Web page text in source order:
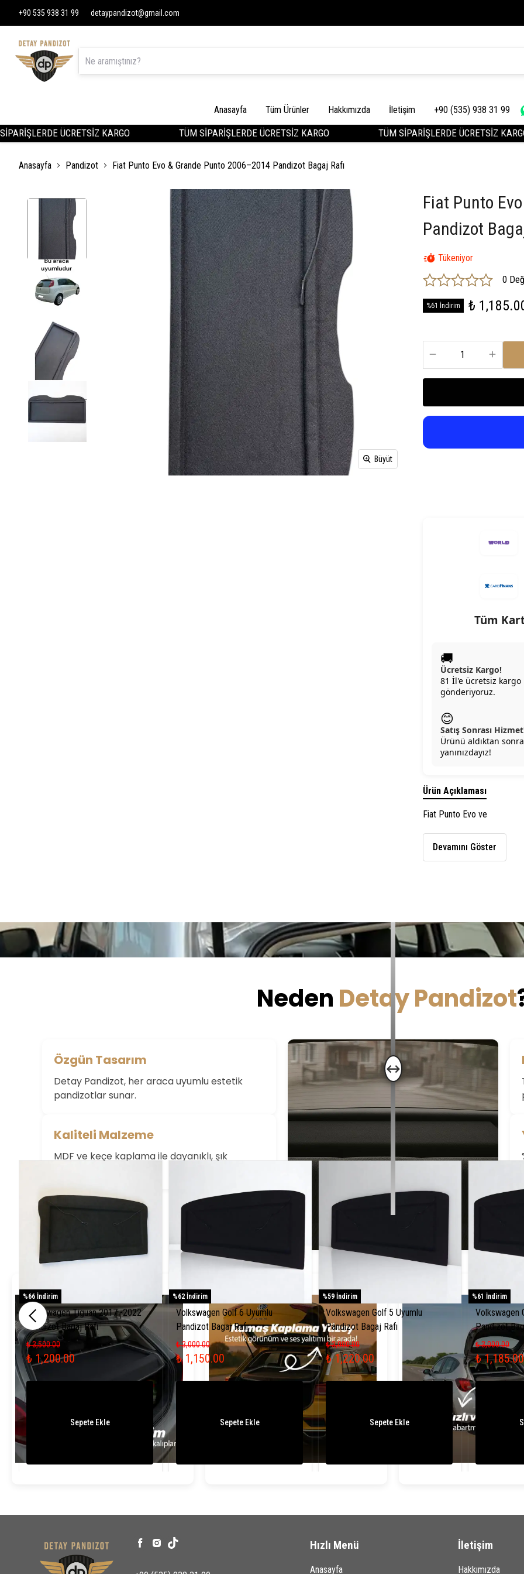
+90 535 938 31 99 detaypandizot@gmail.com
Anasayfa Tüm Ürünler Hakkımızda İletişim +90 (535) 938 31 99
ÜCRETSİZ KARGO TÜM SİPARİŞLERDE ÜCRETSİZ KARGO TÜM SİPARİŞLERDE ÜCRETSİZ KARGO
Anasayfa Pandizot Fiat Punto Evo & Grande Punto 2006–2014 Pandizot Bagaj Rafı
Büyüt
Fiat Punto
Pandizot
Tükeniyor
0
%61 İndirim ₺
Tüm
🚚
Ücretsiz Kargo!
81 İl'e ücretsiz
gönderiyoruz.
😊
Satış Sonrası
Ürünü aldıktan
yanınızdayız!
Ürün Açıklaması
Fiat Punto Evove
Devamını Göster
↔
Neden Detay Pandizot
Özgün Tasarım
Detay Pandizot, her araca uyumlu estetik
pandizotlar sunar.
Kaliteli Malzeme
MDF ve keçe kaplama ile dayanıklı, şık
Bu ürün için değerlendirme yok
%66 İndirim
Volkswagen Tiguan 2017 -2022
Pandizot Bagaj Rafı
₺ 3,500.00
₺ 1,200.00
Sepete Ekle
%62 İndirim
Volkswagen Golf 6 Uyumlu
Pandizot Bagaj Rafı
₺ 3,000.00
₺ 1,150.00
Sepete Ekle
%59 İndirim
Volkswagen Golf 5 Uyumlu
Pandizot Bagaj Rafı
₺ 3,000.00
₺ 1,220.00
Sepete Ekle
%61 İndirim
Volkswagen
Pandizot
₺ 3,000.00
₺ 1,185.00
Hızlı Menü
Anasayfa
İletişim
Hakkımızda